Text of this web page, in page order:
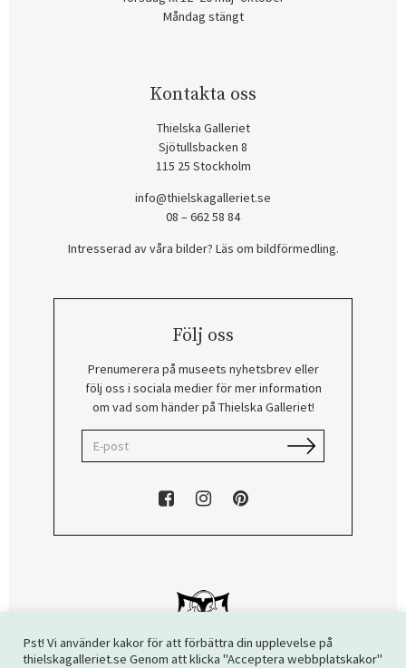
Måndag stängt
Kontakta oss
Thielska Galleriet
Sjötullsbacken 8
115 25 Stockholm
info@thielskagalleriet.se
08 – 662 58 84
Intresserad av våra bilder? Läs om bildförmedling.
Följ oss
Prenumerera på museets nyhetsbrev eller
följ oss i sociala medier för mer information
om vad som händer på Thielska Galleriet!
Pst! Vi använder kakor för att förbättra din upplevelse på
thielskagalleriet.se Genom att klicka "Acceptera webbplatskakor"